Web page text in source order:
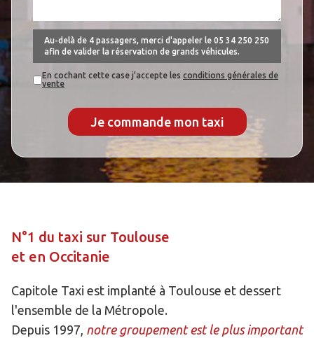
Au-delà de 4 passagers, merci d'appeler le 05 34 250 250
afin de valider la réservation de grands véhicules.
En cochant cette case j'accepte les conditions générales de
vente
Je commande mon taxi
N°1 du taxi sur Toulouse
et en Occitanie
Capitole Taxi est implanté à Toulouse et dessert
l'ensemble de la Métropole.
Depuis 1997, notre groupement est le plus important